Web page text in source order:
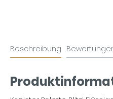
Beschreibung